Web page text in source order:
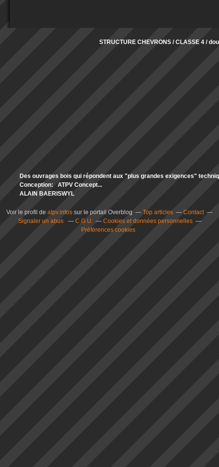
STRUCTURE CHEVRONS / CLASSE 4 /
Des ouvrages bois qui répondent aux "plus grandes exigences"
Conception: ATPV Concept...
ALAIN BAERISWYL
Voir le profil de atpv.infos sur le portail Overblog Top articles
Contact
Signaler un abus
C.G.U.
Cookies et données personnelles
Préférences cookies